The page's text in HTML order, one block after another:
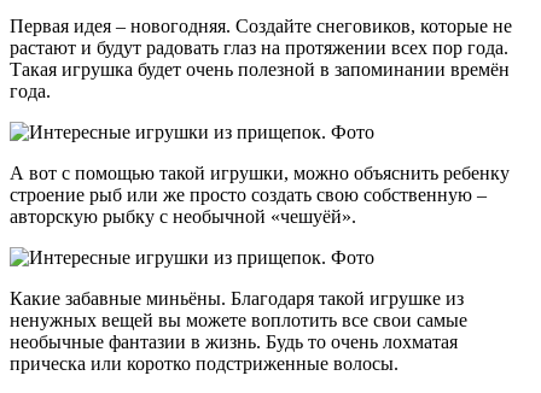
Первая идея – новогодняя. Создайте снеговиков, которые не
растают и будут радовать глаз на протяжении всех пор года.
Такая игрушка будет очень полезной в запоминании времён
года.
А вот с помощью такой игрушки, можно объяснить ребенку
строение рыб или же просто создать свою собственную –
авторскую рыбку с необычной «чешуёй».
Какие забавные миньёны. Благодаря такой игрушке из
ненужных вещей вы можете воплотить все свои самые
необычные фантазии в жизнь. Будь то очень лохматая
прическа или коротко подстриженные волосы.